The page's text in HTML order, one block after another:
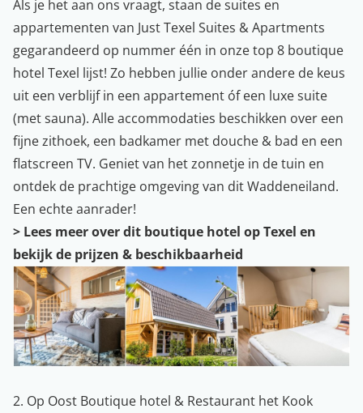
Als je het aan ons vraagt, staan de suites en
appartementen van Just Texel Suites & Apartments
gegarandeerd op nummer één in onze top 8 boutique
hotel Texel lijst! Zo hebben jullie onder andere de keus
uit een verblijf in een appartement óf een luxe suite
(met sauna). Alle accommodaties beschikken over een
fijne zithoek, een badkamer met douche & bad en een
flatscreen TV. Geniet van het zonnetje in de tuin en
ontdek de prachtige omgeving van dit Waddeneiland.
Een echte aanrader!
> Lees meer over dit boutique hotel op Texel en
bekijk de prijzen & beschikbaarheid
2. Op Oost Boutique hotel & Restaurant het Kook